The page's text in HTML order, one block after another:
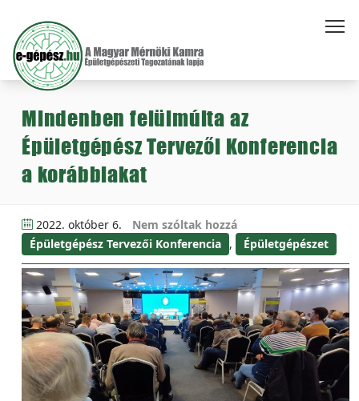
Mindenben felülmúlta az
Épületgépész Tervezői Konferencia
a korábbiakat
2022. október 6.
Nem szóltak hozzá
Épületgépész Tervezői Konferencia , Épületgépészet